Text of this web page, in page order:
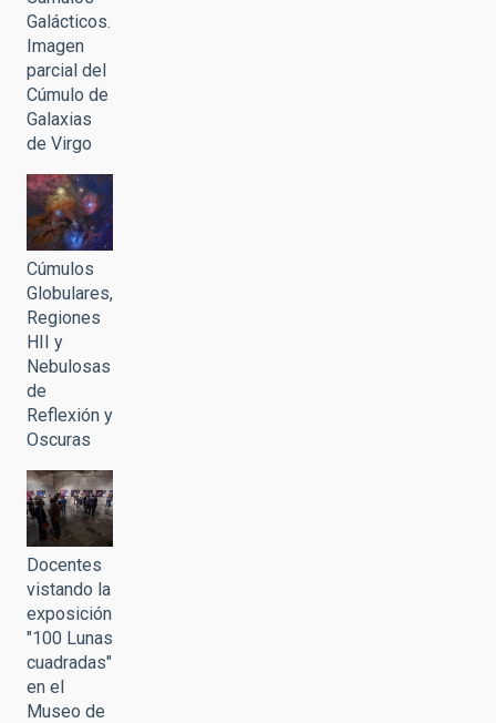
Galácticos.
Imagen
parcial del
Cúmulo de
Galaxias
de Virgo
Cúmulos
Globulares,
Regiones
HII y
Nebulosas
de
Reflexión y
Oscuras
Docentes
vistando la
exposición
"100 Lunas
cuadradas"
en el
Museo de